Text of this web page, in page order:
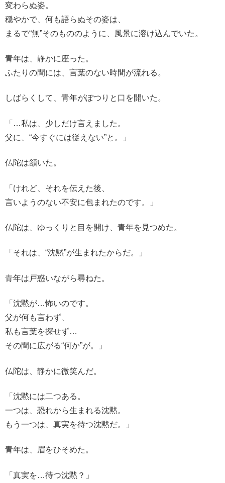
変わらぬ姿。
穏やかで、何も語らぬその姿は、
まるで“無”そのもののように、風景に溶け込んでいた。
青年は、静かに座った。
ふたりの間には、言葉のない時間が流れる。
しばらくして、青年がぽつりと口を開いた。
「…私は、少しだけ言えました。
父に、“今すぐには従えない”と。」
仏陀は頷いた。
「けれど、それを伝えた後、
言いようのない不安に包まれたのです。」
仏陀は、ゆっくりと目を開け、青年を見つめた。
「それは、“沈黙”が生まれたからだ。」
青年は戸惑いながら尋ねた。
「沈黙が…怖いのです。
父が何も言わず、
私も言葉を探せず…
その間に広がる“何か”が。」
仏陀は、静かに微笑んだ。
「沈黙には二つある。
一つは、恐れから生まれる沈黙。
もう一つは、真実を待つ沈黙だ。」
青年は、眉をひそめた。
「真実を…待つ沈黙？」